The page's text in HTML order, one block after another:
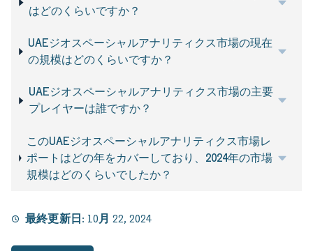
はどのくらいですか？
UAEジオスペーシャルアナリティクス市場の現在
の規模はどのくらいですか？
UAEジオスペーシャルアナリティクス市場の主要
プレイヤーは誰ですか？
このUAEジオスペーシャルアナリティクス市場レ
ポートはどの年をカバーしており、2024年の市場
規模はどのくらいでしたか？
最終更新日: 10月 22, 2024